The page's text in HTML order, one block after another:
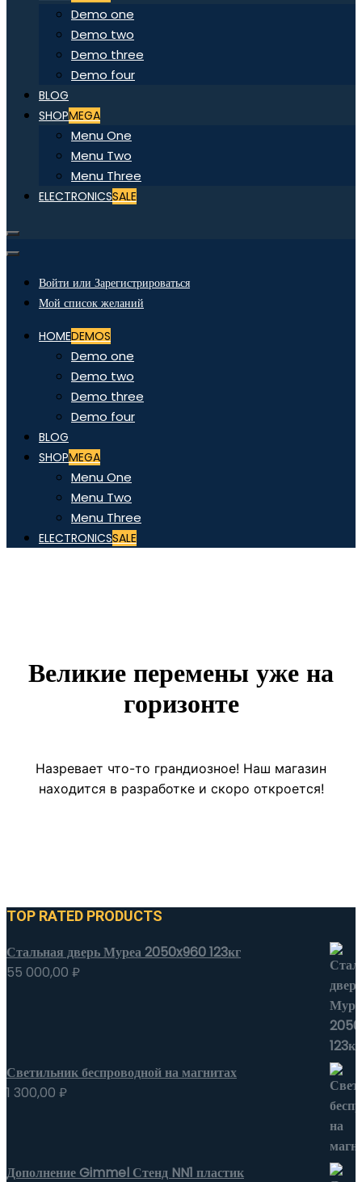
Demo one
Demo two
Demo three
Demo four
BLOG
SHOPMEGA
Menu One
Menu Two
Menu Three
ELECTRONICSSALE
Войти или Зарегистрироваться
Мой список желаний
HOMEDEMOS
Demo one
Demo two
Demo three
Demo four
BLOG
SHOPMEGA
Menu One
Menu Two
Menu Three
ELECTRONICSSALE
Великие перемены уже на
горизонте
Назревает что-то грандиозное! Наш магазин
находится в разработке и скоро откроется!
TOP RATED PRODUCTS
Стальная дверь Муреа 2050x960 123кг
55 000,00 ₽
Светильник беспроводной на магнитах
1 300,00 ₽
Дополнение Gimmel Стенд NN1 пластик